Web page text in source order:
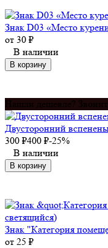
Знак D03 «Место
от 30 ₽
В наличии
В корзину
Нашли дешевле?
Двусторонний
300 ₽400 ₽-25%
В наличии
В корзину
Знак "Категория
от 25 ₽